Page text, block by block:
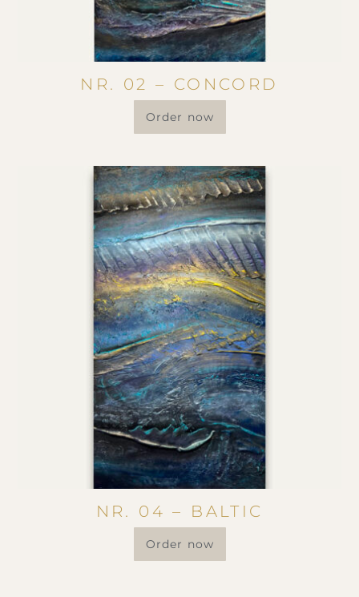
NR. 02 – CONCORD
Order now
NR. 04 – BALTIC
Order now